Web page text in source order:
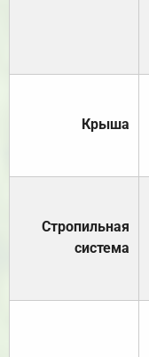
Крыша
Стропильная
система